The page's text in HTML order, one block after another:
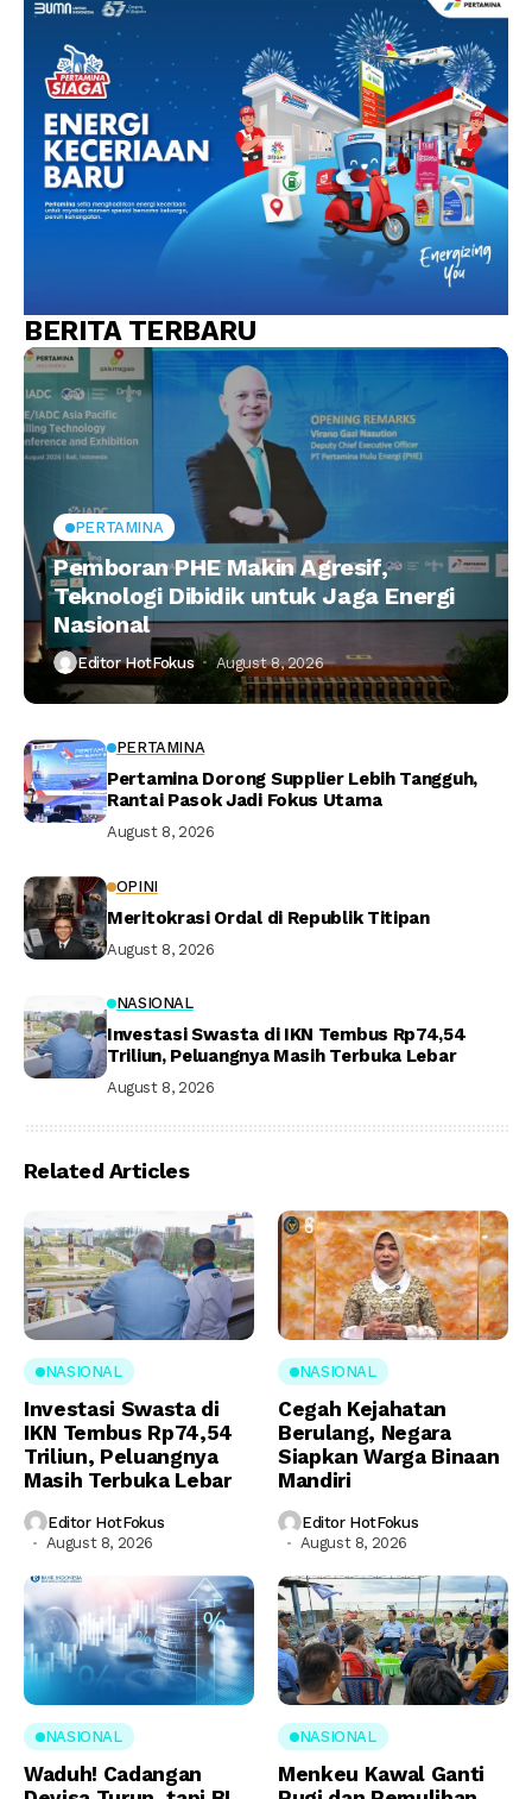
BERITA TERBARU
PERTAMINA
Pemboran PHE Makin Agresif,
Teknologi Dibidik untuk Jaga Energi
Nasional
Editor HotFokus August 8, 2026
PERTAMINA
Pertamina Dorong Supplier Lebih Tangguh,
Rantai Pasok Jadi Fokus Utama
August 8, 2026
OPINI
Meritokrasi Ordal di Republik Titipan
August 8, 2026
NASIONAL
Investasi Swasta di IKN Tembus Rp74,54
Triliun, Peluangnya Masih Terbuka Lebar
August 8, 2026
Related Articles
NASIONAL
Investasi Swasta di
IKN Tembus Rp74,54
Triliun, Peluangnya
Masih Terbuka Lebar
Editor HotFokus
August 8, 2026
NASIONAL
Cegah Kejahatan
Berulang, Negara
Siapkan Warga Binaan
Mandiri
Editor HotFokus
August 8, 2026
NASIONAL
Waduh! Cadangan
NASIONAL
Menkeu Kawal Ganti